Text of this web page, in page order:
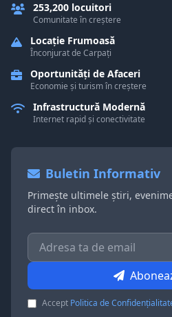
253,200 locuitori
Comunitate în creștere
Locație Frumoasă
Înconjurat de Carpați
Oportunități de Afaceri
Economie și turism în creștere
Infrastructură Modernă
Internet rapid și conectivitate
Buletin Informativ
Primește ultimele știri,
direct în inbox.
Accept Politica de